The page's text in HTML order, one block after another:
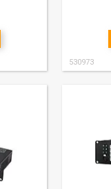
530973